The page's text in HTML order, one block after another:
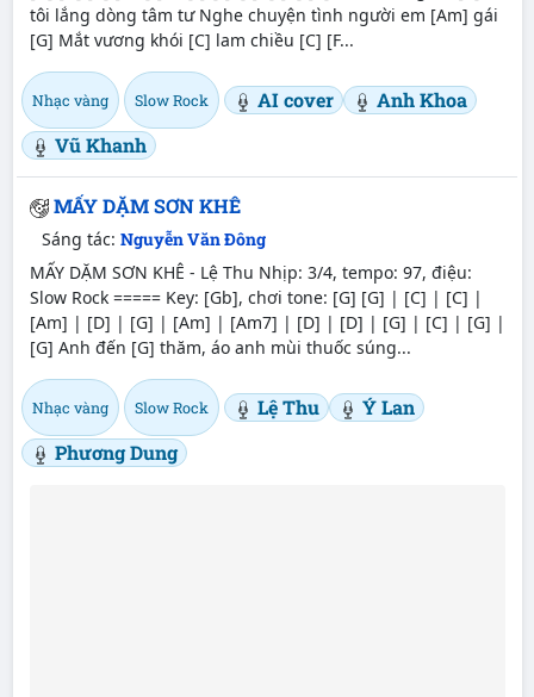
tôi lắng dòng tâm tư Nghe chuyện tình người em [Am] gái
[G] Mắt vương khói [C] lam chiều [C] [F...
Nhạc vàng Slow Rock AI cover
Anh Khoa
Vũ Khanh
MẤY DẶM SƠN KHÊ
Sáng tác: Nguyễn Văn Đông
MẤY DẶM SƠN KHÊ - Lệ Thu Nhịp: 3/4, tempo: 97, điệu:
Slow Rock ===== Key: [Gb], chơi tone: [G] [G] | [C] | [C] |
[Am] | [D] | [G] | [Am] | [Am7] | [D] | [D] | [G] | [C] | [G] |
[G] Anh đến [G] thăm, áo anh mùi thuốc súng...
Nhạc vàng Slow Rock Lệ Thu
Ý Lan
Phương Dung